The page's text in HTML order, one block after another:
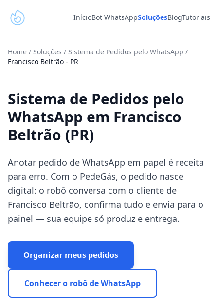
InícioBot WhatsAppSoluçõesBlogTutoriais
Home / Soluções / Sistema de Pedidos pelo WhatsApp /
Francisco Beltrão - PR
Sistema de Pedidos pelo
WhatsApp em Francisco
Beltrão (PR)
Anotar pedido de WhatsApp em papel é receita
para erro. Com o PedeGás, o pedido nasce
digital: o robô conversa com o cliente de
Francisco Beltrão, confirma tudo e envia para o
painel — sua equipe só produz e entrega.
Organizar meus pedidos
Conhecer o robô de WhatsApp